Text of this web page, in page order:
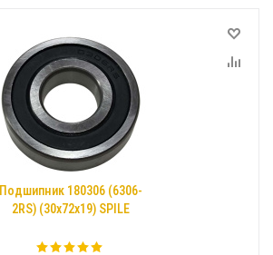
Подшипник 180306 (6306-
2RS) (30x72x19) SPILE